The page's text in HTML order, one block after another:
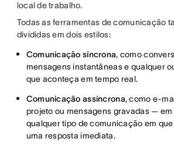
local de trabalho.
Todas as ferramentas de comunicação
divididas em dois estilos:
Comunicação síncrona, como
mensagens instantâneas e qualquer
que aconteça em tempo real.
Comunicação assíncrona, como e-
projeto ou mensagens gravadas —
qualquer tipo de comunicação em
uma resposta imediata.